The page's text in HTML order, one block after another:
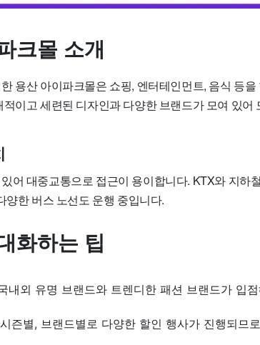
크몰 소개
용산 아이파크몰은 쇼핑, 엔터테인먼트, 음식 등
이고 세련된 디자인과 다양한 브랜드가 모여 있어
어 대중교통으로 접근이 용이합니다. KTX와 지하
양한 버스 노선도 운행 중입니다.
화하는 팁
내외 유명 브랜드와 트렌디한 패션 브랜드가 입
시즌별, 브랜드별로 다양한 할인 행사가 진행되므